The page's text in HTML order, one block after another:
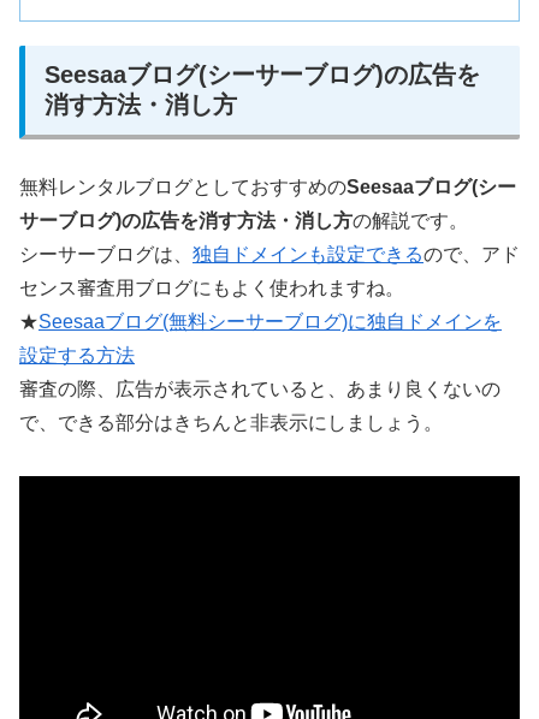
Seesaaブログ(シーサーブログ)の広告を
消す方法・消し方
無料レンタルブログとしておすすめのSeesaaブログ(シー
サーブログ)の広告を消す方法・消し方の解説です。
シーサーブログは、 独自ドメインも設定できるので、アド
センス審査用ブログにもよく使われますね。
★Seesaaブログ(無料シーサーブログ)に独自ドメインを
設定する方法
審査の際、広告が表示されていると、あまり良くないの
で、できる部分はきちんと非表示にしましょう。